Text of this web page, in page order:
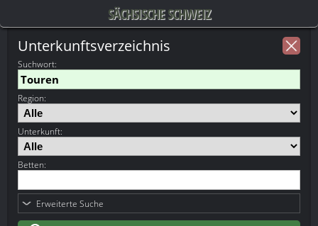
SÄCHSISCHE SCHWEIZ
Unterkunftsverzeichnis
Suchwort:
Region:
Unterkunft:
Betten:
Erweiterte Suche